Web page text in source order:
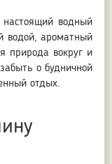
настоящий водный
водой, ароматный
природа вокруг и
о будничной
отдых.